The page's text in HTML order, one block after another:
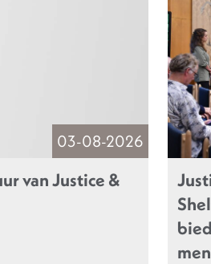
03-08-2026
van Justice &